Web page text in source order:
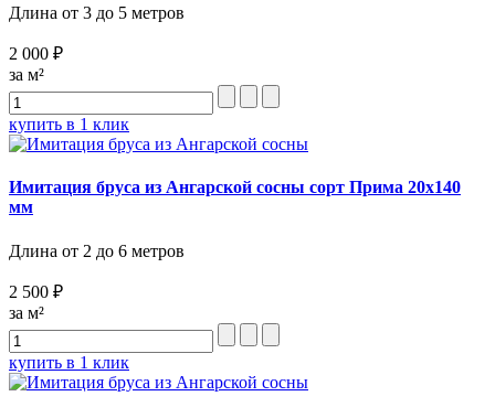
Длина от 3 до 5 метров
2 000 ₽
за м²
купить в 1 клик
Имитация бруса из Ангарской сосны сорт Прима 20х140
мм
Длина от 2 до 6 метров
2 500 ₽
за м²
купить в 1 клик